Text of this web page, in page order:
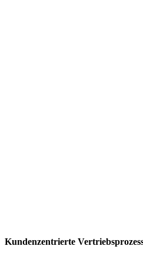
Kundenzentrierte